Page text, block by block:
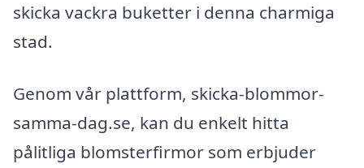
skicka vackra buketter i denna charmiga
stad.
Genom vår plattform, skicka-blommor-
samma-dag.se, kan du enkelt hitta
pålitliga blomsterfirmor som erbjuder